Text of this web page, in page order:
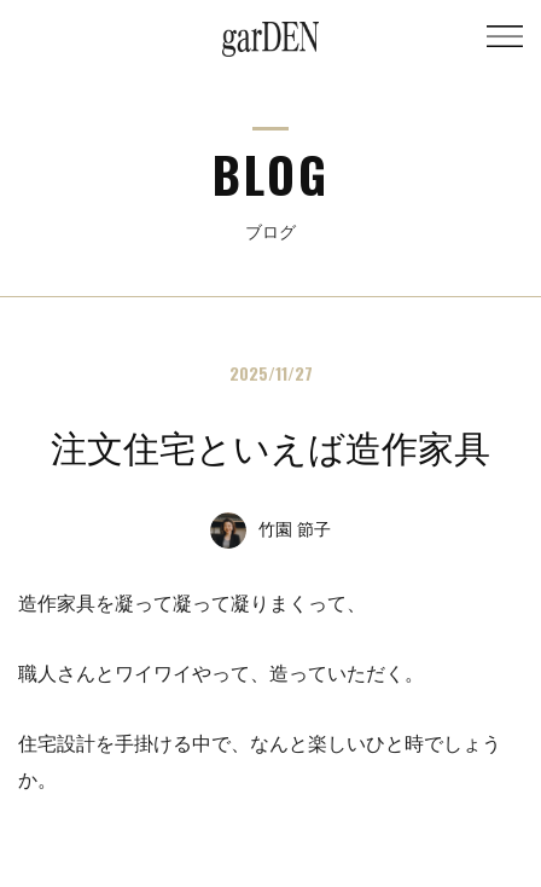
BLOG
ブログ
2025/11/27
注文住宅といえば造作家具
竹園 節子
造作家具を凝って凝って凝りまくって、
職人さんとワイワイやって、造っていただく。
住宅設計を手掛ける中で、なんと楽しいひと時でしょう
か。